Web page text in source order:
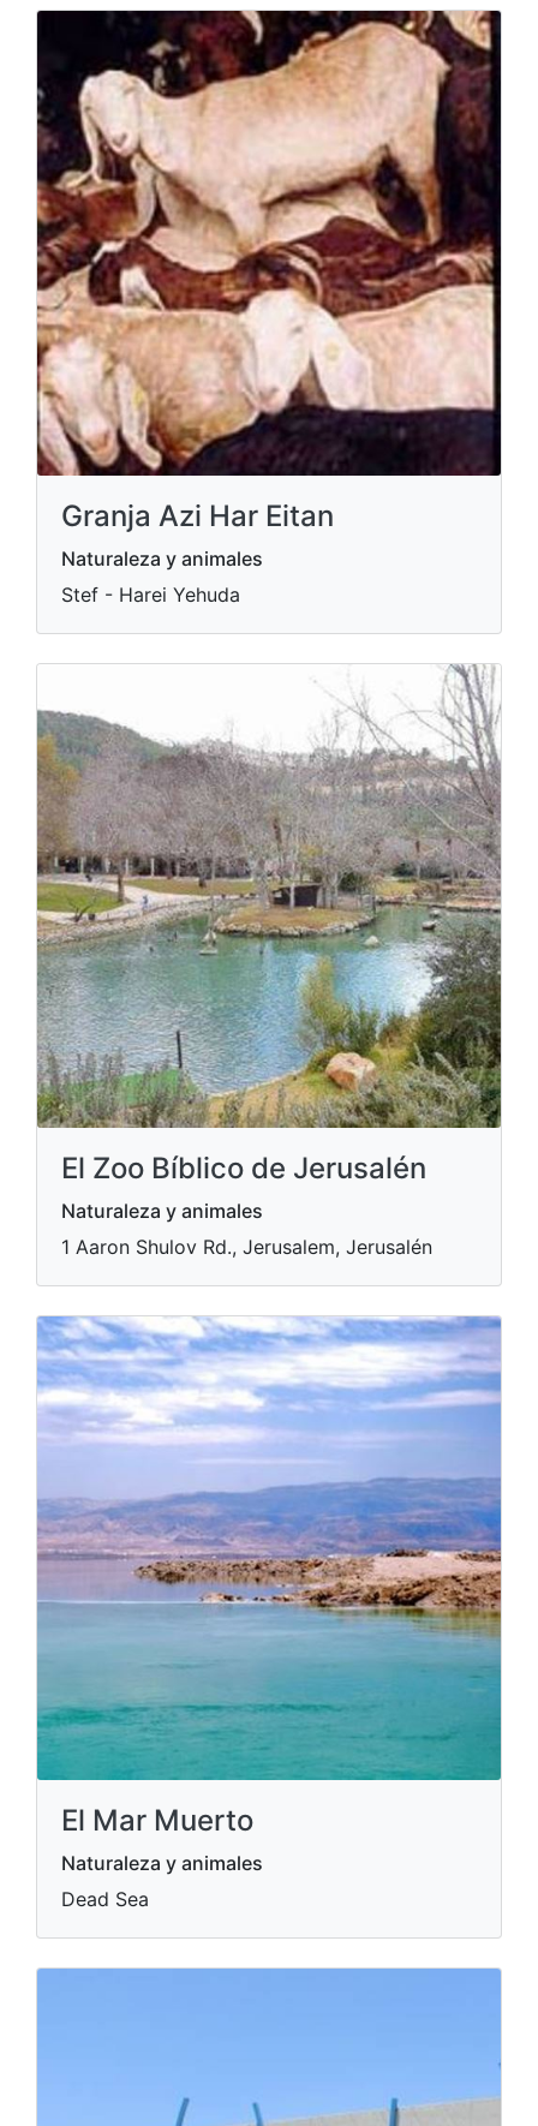
Granja Azi Har Eitan
Naturaleza y animales
Stef - Harei Yehuda
El Zoo Bíblico de Jerusalén
Naturaleza y animales
1 Aaron Shulov Rd., Jerusalem, Jerusalén
El Mar Muerto
Naturaleza y animales
Dead Sea